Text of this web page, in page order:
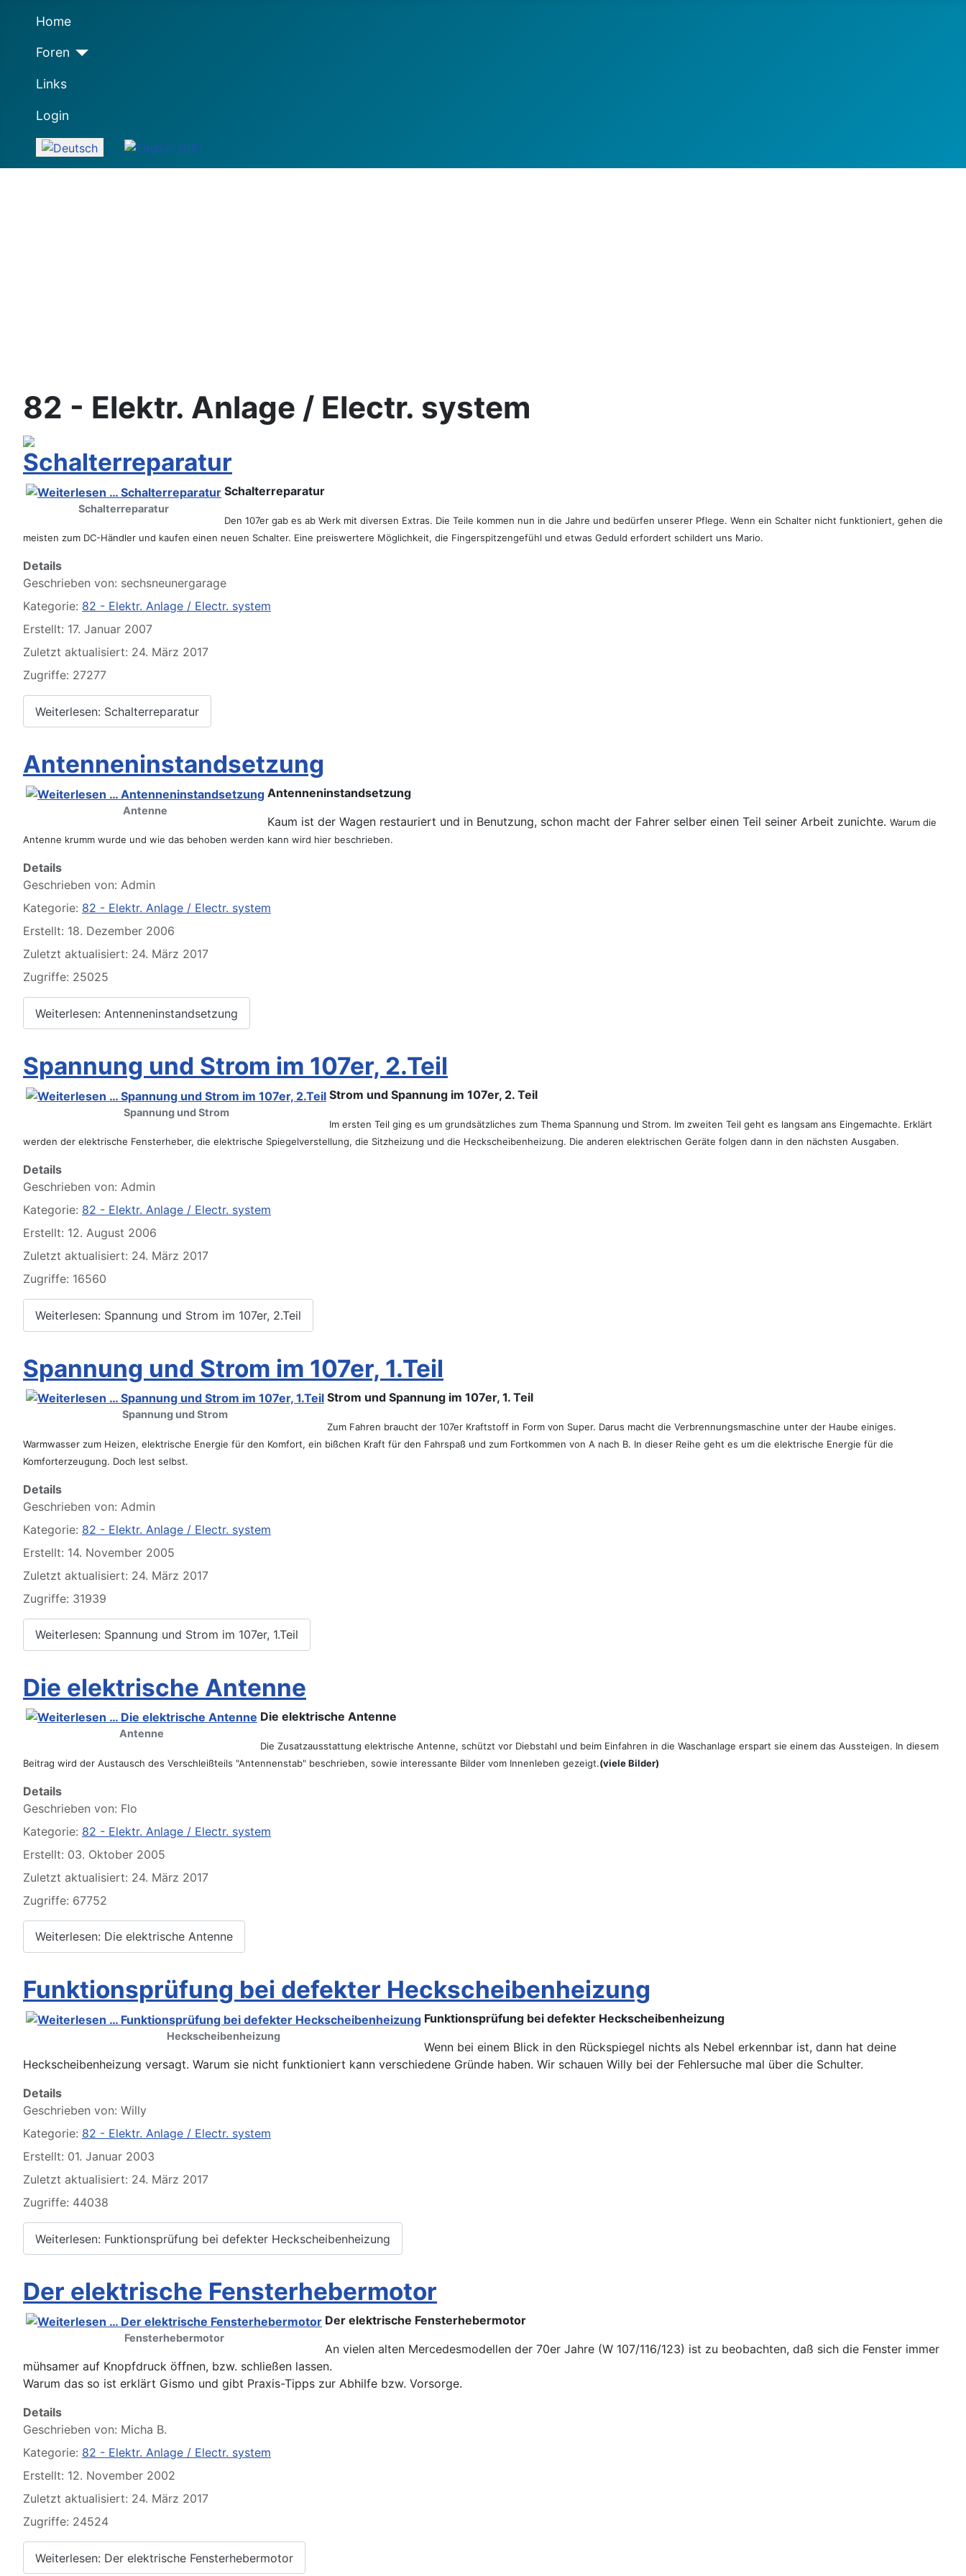
Home
Foren
Links
Login
Sprache auswählen
Willkommen 107er
Willkommen andere MB Oldtimer
SL und SLC in jeder Farbe sehen
Please send your pre 82 datacards to Sternzeit-107
Find experts around MB 107 SL / SLC
82 - Elektr. Anlage / Electr. system
Schalterreparatur
Schalterreparatur
Schalterreparatur
Den 107er gab es ab Werk mit diversen Extras. Die Teile kommen nun in die Jahre und bedürfen unserer Pflege. Wenn ein Schalter nicht funktioniert, gehen die
meisten zum DC-Händler und kaufen einen neuen Schalter. Eine preiswertere Möglichkeit, die Fingerspitzengefühl und etwas Geduld erfordert schildert uns Mario.
Details
Geschrieben von: sechsneunergarage
Kategorie: 82 - Elektr. Anlage / Electr. system
Erstellt: 17. Januar 2007
Zuletzt aktualisiert: 24. März 2017
Zugriffe: 27277
Weiterlesen: Schalterreparatur
Antenneninstandsetzung
Antenne
Antenneninstandsetzung
Kaum ist der Wagen restauriert und in Benutzung, schon macht der Fahrer selber einen Teil seiner Arbeit zunichte. Warum die
Antenne krumm wurde und wie das behoben werden kann wird hier beschrieben.
Details
Geschrieben von: Admin
Kategorie: 82 - Elektr. Anlage / Electr. system
Erstellt: 18. Dezember 2006
Zuletzt aktualisiert: 24. März 2017
Zugriffe: 25025
Weiterlesen: Antenneninstandsetzung
Spannung und Strom im 107er, 2.Teil
Spannung und Strom
Strom und Spannung im 107er, 2. Teil
Im ersten Teil ging es um grundsätzliches zum Thema Spannung und Strom. Im zweiten Teil geht es langsam ans Eingemachte. Erklärt
werden der elektrische Fensterheber, die elektrische Spiegelverstellung, die Sitzheizung und die Heckscheibenheizung. Die anderen elektrischen Geräte folgen dann in den nächsten Ausgaben.
Details
Geschrieben von: Admin
Kategorie: 82 - Elektr. Anlage / Electr. system
Erstellt: 12. August 2006
Zuletzt aktualisiert: 24. März 2017
Zugriffe: 16560
Weiterlesen: Spannung und Strom im 107er, 2.Teil
Spannung und Strom im 107er, 1.Teil
Spannung und Strom
Strom und Spannung im 107er, 1. Teil
Zum Fahren braucht der 107er Kraftstoff in Form von Super. Darus macht die Verbrennungsmaschine unter der Haube einiges.
Warmwasser zum Heizen, elektrische Energie für den Komfort, ein bißchen Kraft für den Fahrspaß und zum Fortkommen von A nach B. In dieser Reihe geht es um die elektrische Energie für die
Komforterzeugung. Doch lest selbst.
Details
Geschrieben von: Admin
Kategorie: 82 - Elektr. Anlage / Electr. system
Erstellt: 14. November 2005
Zuletzt aktualisiert: 24. März 2017
Zugriffe: 31939
Weiterlesen: Spannung und Strom im 107er, 1.Teil
Die elektrische Antenne
Antenne
Die elektrische Antenne
Die Zusatzausstattung elektrische Antenne, schützt vor Diebstahl und beim Einfahren in die Waschanlage erspart sie einem das Aussteigen. In diesem
Beitrag wird der Austausch des Verschleißteils "Antennenstab" beschrieben, sowie interessante Bilder vom Innenleben gezeigt.(viele Bilder)
Details
Geschrieben von: Flo
Kategorie: 82 - Elektr. Anlage / Electr. system
Erstellt: 03. Oktober 2005
Zuletzt aktualisiert: 24. März 2017
Zugriffe: 67752
Weiterlesen: Die elektrische Antenne
Funktionsprüfung bei defekter Heckscheibenheizung
Heckscheibenheizung
Funktionsprüfung bei defekter Heckscheibenheizung
Wenn bei einem Blick in den Rückspiegel nichts als Nebel erkennbar ist, dann hat deine
Heckscheibenheizung versagt. Warum sie nicht funktioniert kann verschiedene Gründe haben. Wir schauen Willy bei der Fehlersuche mal über die Schulter.
Details
Geschrieben von: Willy
Kategorie: 82 - Elektr. Anlage / Electr. system
Erstellt: 01. Januar 2003
Zuletzt aktualisiert: 24. März 2017
Zugriffe: 44038
Weiterlesen: Funktionsprüfung bei defekter Heckscheibenheizung
Der elektrische Fensterhebermotor
Fensterhebermotor
Der elektrische Fensterhebermotor
An vielen alten Mercedesmodellen der 70er Jahre (W 107/116/123) ist zu beobachten, daß sich die Fenster immer
mühsamer auf Knopfdruck öffnen, bzw. schließen lassen.
Warum das so ist erklärt Gismo und gibt Praxis-Tipps zur Abhilfe bzw. Vorsorge.
Details
Geschrieben von: Micha B.
Kategorie: 82 - Elektr. Anlage / Electr. system
Erstellt: 12. November 2002
Zuletzt aktualisiert: 24. März 2017
Zugriffe: 24524
Weiterlesen: Der elektrische Fensterhebermotor